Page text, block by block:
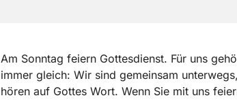
Am Sonntag feiern Gottesdienst. Für uns
immer gleich: Wir sind gemeinsam
hören auf Gottes Wort. Wenn Sie mit uns